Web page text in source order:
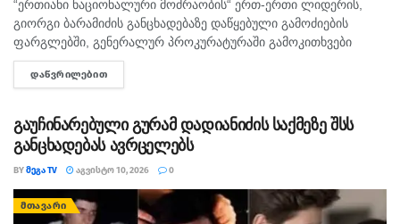
თეგები: ბუნებრივი აირი გაზი ტარიფი
“ერთიანი ნაციონალური მოძრაობის“ ერთ-ერთი ლიდერის,
გიორგი ბარამიძის განცხადებაზე დაწყებული გამოძიების
ფარგლებში, გენერალურ პროკურატურაში გამოკითხვები
გრძელდება. ამჟამად პროკურატურაში გამოკითხვაზე
ვეტერანების საქმეთა სახელმწიფო სამსახურის
აფხაზეთის ომის დროს, შეიარაღებული...
ᲓᲐᲬᲕᲠᲘᲚᲔᲑᲘᲗ
გაუჩინარებული გურამ დადიანიძის საქმეზე შსს
განცხადებას ავრცელებს
BYᲛᲔᲒᲐ TV ᲐᲒᲕᲘᲡᲢᲝ 10, 2026 0
ᲛᲗᲐᲕᲐᲠᲘ